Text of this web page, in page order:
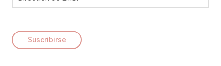
m
l
Suscribirse